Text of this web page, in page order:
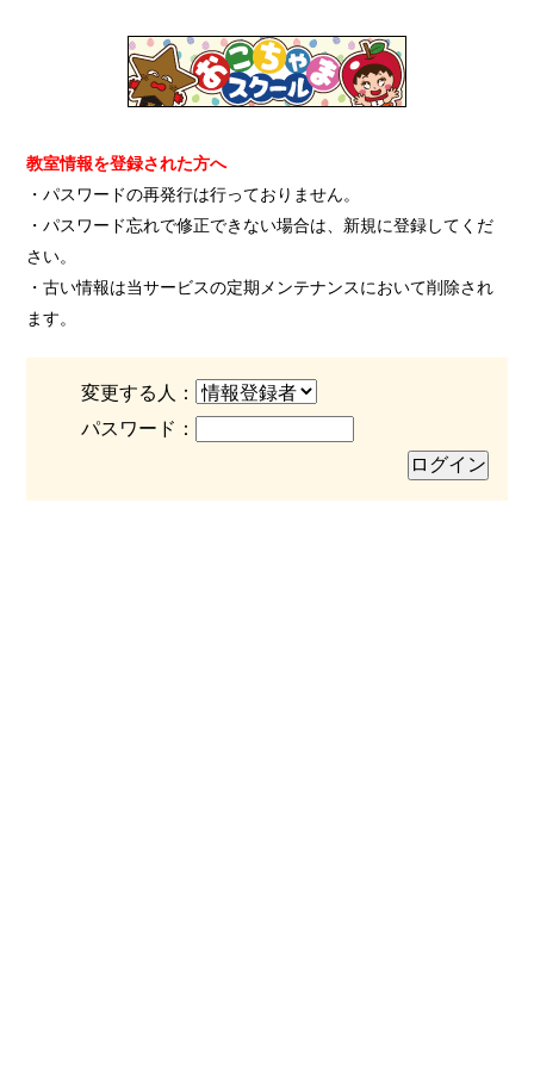
教室情報を登録された方へ
・パスワードの再発行は行っておりません。
・パスワード忘れで修正できない場合は、新規に登録してくだ
さい。
・古い情報は当サービスの定期メンテナンスにおいて削除され
ます。
変更する人：
パスワード：